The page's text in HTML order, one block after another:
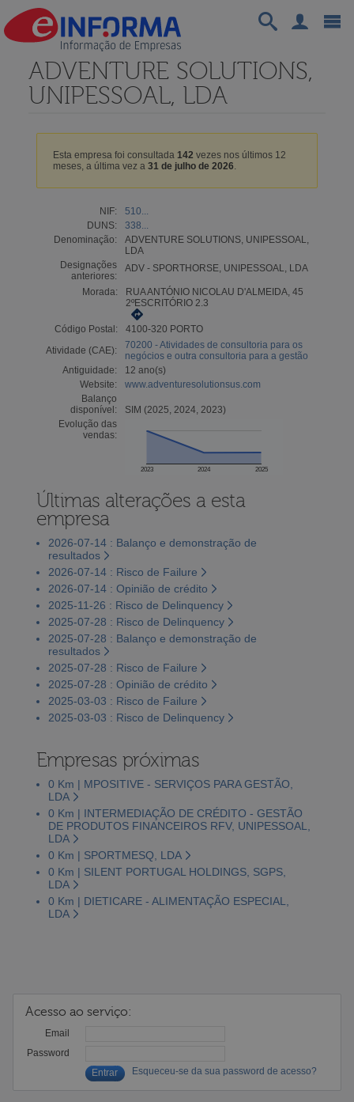
ADVENTURE SOLUTIONS,
UNIPESSOAL, LDA
Esta empresa foi consultada 142 vezes nos últimos 12
meses, a última vez a 31 de julho de 2026.
NIF:
510...
DUNS:
338...
Denominação:
ADVENTURE SOLUTIONS, UNIPESSOAL,
LDA
Designações
anteriores:
ADV - SPORTHORSE, UNIPESSOAL, LDA
Morada:
RUA ANTÓNIO NICOLAU D'ALMEIDA, 45
2ºESCRITÓRIO 2.3
Código Postal:
4100-320 PORTO
Atividade (CAE):
70200 - Atividades de consultoria para os
negócios e outra consultoria para a gestão
Antiguidade:
12 ano(s)
Website:
www.adventuresolutionsus.com
Balanço
disponível:
SIM (2025, 2024, 2023)
Evolução das
vendas:
2023 2024 2025
Últimas alterações a esta
empresa
2026-07-14 : Balanço e demonstração de
resultados
2026-07-14 : Risco de Failure
2026-07-14 : Opinião de crédito
2025-11-26 : Risco de Delinquency
2025-07-28 : Risco de Delinquency
2025-07-28 : Balanço e demonstração de
resultados
2025-07-28 : Risco de Failure
2025-07-28 : Opinião de crédito
2025-03-03 : Risco de Failure
2025-03-03 : Risco de Delinquency
Empresas próximas
0 Km | MPOSITIVE - SERVIÇOS PARA GESTÃO,
LDA
0 Km | INTERMEDIAÇÃO DE CRÉDITO - GESTÃO
DE PRODUTOS FINANCEIROS RFV, UNIPESSOAL,
LDA
0 Km | SPORTMESQ, LDA
0 Km | SILENT PORTUGAL HOLDINGS, SGPS,
LDA
0 Km | DIETICARE - ALIMENTAÇÃO ESPECIAL,
LDA
Acesso ao serviço:
Email
Password
Esqueceu-se da sua password de acesso?